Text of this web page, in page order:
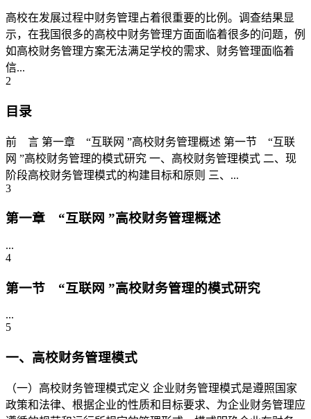
高校在发展过程中财务管理占着很重要的比例。调查结果显
示，在我国很多的高校中财务管理方面面临着很多的问题，例
如高校财务管理方案无法满足学校的需求、财务管理面临着
信...
2
目录
前 言 第一章 “互联网 ”高校财务管理概述 第一节 “互联
网 ”高校财务管理的模式研究 一、高校财务管理模式 二、现
阶段高校财务管理模式的构建目标和原则 三、...
3
第一章 “互联网 ”高校财务管理概述
...
4
第一节 “互联网 ”高校财务管理的模式研究
...
5
一、高校财务管理模式
（一）高校财务管理模式定义 企业财务管理模式是遵照国家
政策和法律、根据企业的性质和目标要求、为企业财务管理应